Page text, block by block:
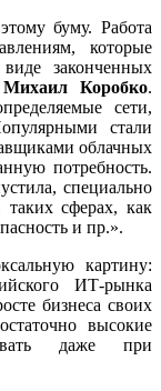
буму. Работа
которые
законченных
Михаил Коробко.
сети,
стали
облачных
потребность.
специально
сферах, как
и пр.».
картину:
ИТ-рынка
бизнеса своих
высокие
даже при